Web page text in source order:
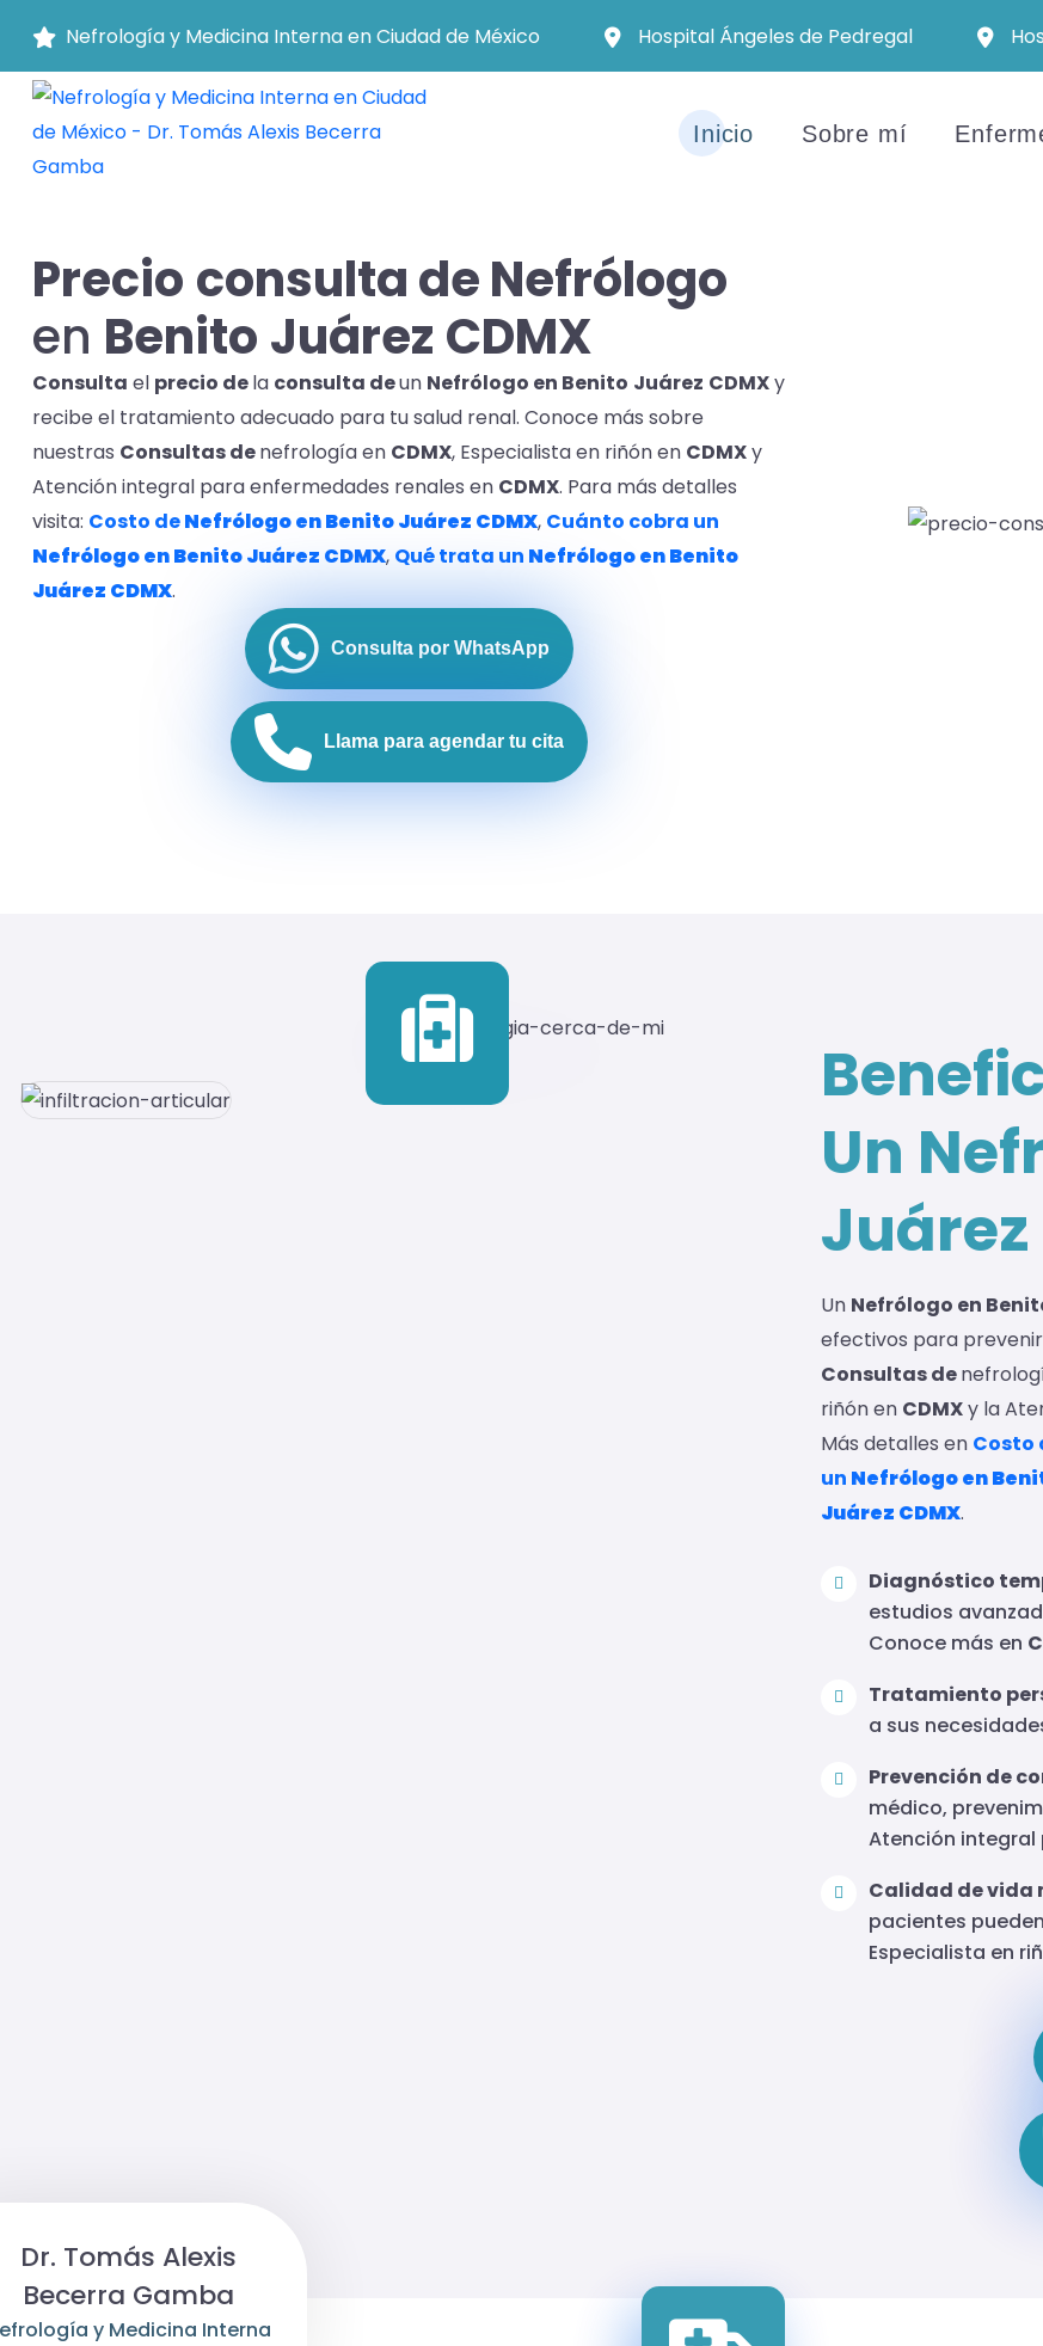
Nefrología y Medicina Interna en Ciudad de México Hospital Ángeles de Pedregal
Inicio Sobre mí
Precio consulta de Nefrólogo
en Benito Juárez CDMX
Consulta el precio dela consulta deun Nefrólogo en Benito Juárez CDMXy
recibe el tratamiento adecuado para tu salud renal. Conoce más sobre
nuestras Consultas denefrología en CDMX, Especialista en riñón en CDMXy
Atención integral para enfermedades renales en CDMX. Para más detalles
visita: Costo deNefrólogo en BenitoJuárez CDMX, Cuánto cobra un
Nefrólogo en BenitoJuárez CDMX, Qué trata un Nefrólogo en Benito
Juárez CDMX.
Consulta por WhatsApp
Llama para agendar tu cita
Un
Juárez
Un Nefrólogo en
efectivos para
Consultas de
riñón en CDMXy la
Más detalles en Costo
un Nefrólogo en
Juárez CDMX.
Diagnóstico
estudios
Conoce más en
Tratamiento
a sus
Prevención de
médico,
Atención integral
Calidad de vida
pacientes
Especialista en
Dr. Tomás Alexis
Becerra Gamba
y Medicina Interna